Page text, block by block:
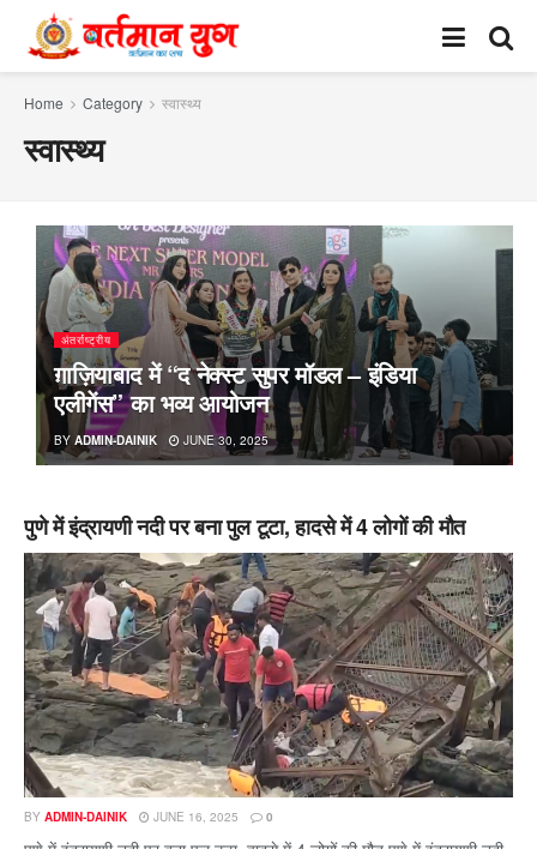
Home Category स्वास्थ्य
स्वास्थ्य
अंतर्राष्ट्रीय
ग़ाज़ियाबाद में “द नेक्स्ट सुपर मॉडल – इंडिया
एलीगेंस” का भव्य आयोजन
BY ADMIN-DAINIK JUNE 30, 2025
पुणे में इंद्रायणी नदी पर बना पुल टूटा, हादसे में 4 लोगों की मौत
BY ADMIN-DAINIK JUNE 16, 2025 0